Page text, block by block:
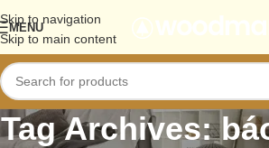
Skip to navigation
Skip to main content
MENU
Tag Archives: